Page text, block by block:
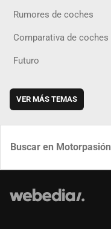
Rumores de coches
Comparativa de coches
Futuro
VER MÁS TEMAS